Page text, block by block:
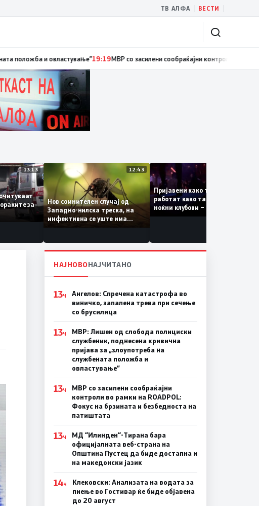
ТВ АЛФА ВЕСТИ
полициски службеник, поднесена кривична пријава за „злоупотреба на
13:13
почитуваат
за
12:43
Нов сомнителен случај од
Западно-нилска треска, на
инфективна се уште има
пациенти во критична
Пријавени како туристки, а
работат како танчерки во
ноќни клубови – полицијата
откри сомнителна шема за
НАЈНОВОНАЈЧИТАНО
13Ч
Ангелов: Спречена катастрофа во
виничко, запалена трева при сечење
со брусилица
13Ч
МВР: Лишен од слобода полициски
службеник, поднесена кривична
пријава за „злоупотреба на
службената положба и
овластување”
13Ч
МВР со засилени сообраќајни
контроли во рамки на ROADPOL:
Фокус на брзината и безбедноста на
патиштата
13Ч
МД “Илинден“-Тирана бара
официјалната веб-страна на
Општина Пустец да биде достапна и
на македонски јазик
14Ч
Клековски: Анализата на водата за
пиење во Гостивар ќе биде објавена
до 20 август